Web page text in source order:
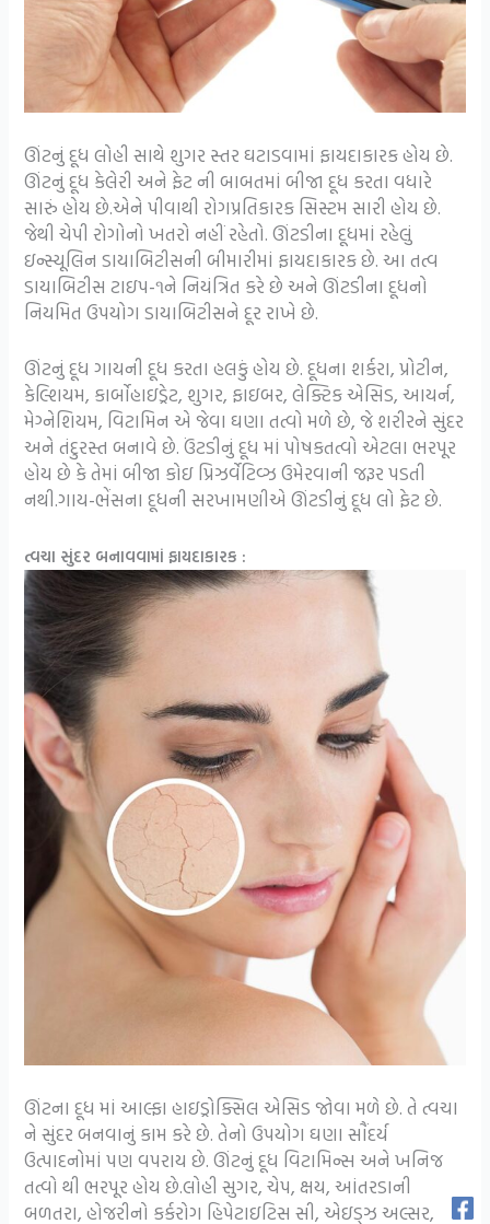
ઊંટનું દૂધ લોહી સાથે શુગર સ્તર ઘટાડવામાં ફાયદાકારક હોય છે.
ઊંટનું દૂધ કેલેરી અને ફેટ ની બાબતમાં બીજા દૂધ કરતા વધારે
સારું હોય છે.એને પીવાથી રોગપ્રતિકારક સિસ્ટમ સારી હોય છે.
જેથી ચેપી રોગોનો ખતરો નહીં રહેતો. ઊંટડીના દૂધમાં રહેલું
ઇન્સ્યૂલિન ડાયાબિટીસની બીમારીમાં ફાયદાકારક છે. આ તત્વ
ડાયાબિટીસ ટાઇપ-૧ને નિયંત્રિત કરે છે અને ઊંટડીના દૂધનો
નિયમિત ઉપયોગ ડાયાબિટીસને દૂર રાખે છે.
ઊંટનું દૂધ ગાયની દૂધ કરતા હલકું હોય છે. દૂધના શર્કરા, પ્રોટીન,
કેલ્શિયમ, કાર્બોહાઇડ્રેટ, શુગર, ફાઇબર, લેક્ટિક એસિડ, આયર્ન,
મેગ્નેશિયમ, વિટામિન એ જેવા ઘણા તત્વો મળે છે, જે શરીરને સુંદર
અને તંદુરસ્ત બનાવે છે. ઉંટડીનું દૂધ માં પોષકતત્વો એટલા ભરપૂર
હોય છે કે તેમાં બીજા કોઇ પ્રિઝર્વેટિવ્ઝ ઉમેરવાની જરૂર પડતી
નથી.ગાય-ભેંસના દૂધની સરખામણીએ ઊંટડીનું દૂધ લો ફેટ છે.
ત્વચા સુંદર બનાવવામાં ફાયદાકારક :
ઊંટના દૂધ માં આલ્ફા હાઇડ્રોક્સિલ એસિડ જોવા મળે છે. તે ત્વચા
ને સુંદર બનવાનું કામ કરે છે. તેનો ઉપયોગ ઘણા સૌંદર્ય
ઉત્પાદનોમાં પણ વપરાય છે. ઊંટનું દૂધ વિટામિન્સ અને ખનિજ
તત્વો થી ભરપૂર હોય છે.લોહી સુગર, ચેપ, ક્ષય, આંતરડાની
બળતરા, હોજરીનો કર્કરોગ હિપેટાઇટિસ સી, એઇડ્ઝ અલ્સર,